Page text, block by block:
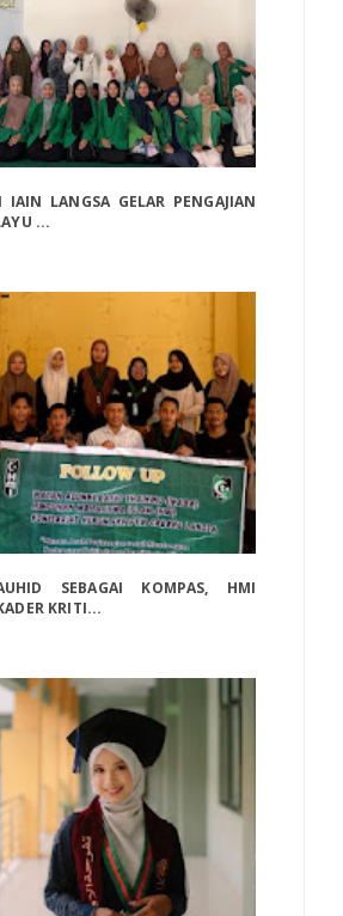
IAIN LANGSA GELAR PENGAJIAN
...
SEBAGAI KOMPAS, HMI
KRITI...